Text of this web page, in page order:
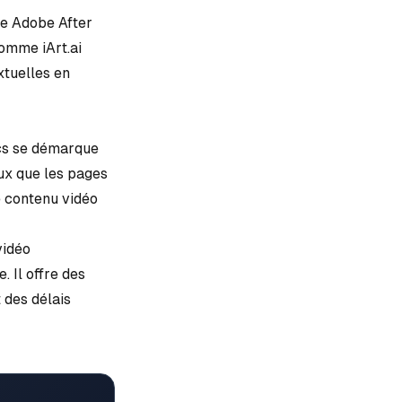
Adobe After
iArt.ai
en
se démarque
que les pages
vidéo
Il offre des
délais